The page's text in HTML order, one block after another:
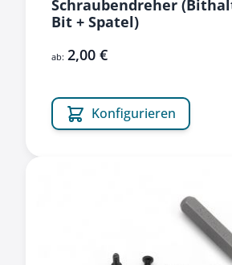
Schraubendreher
Bit + Spatel)
ab: 2,00 €
Konfigurieren